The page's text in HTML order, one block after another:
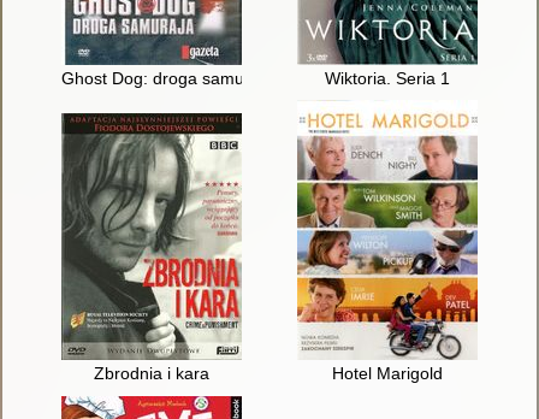
Ghost Dog: droga samuraja Wiktoria. Seria 1
Zbrodnia i kara Hotel Marigold